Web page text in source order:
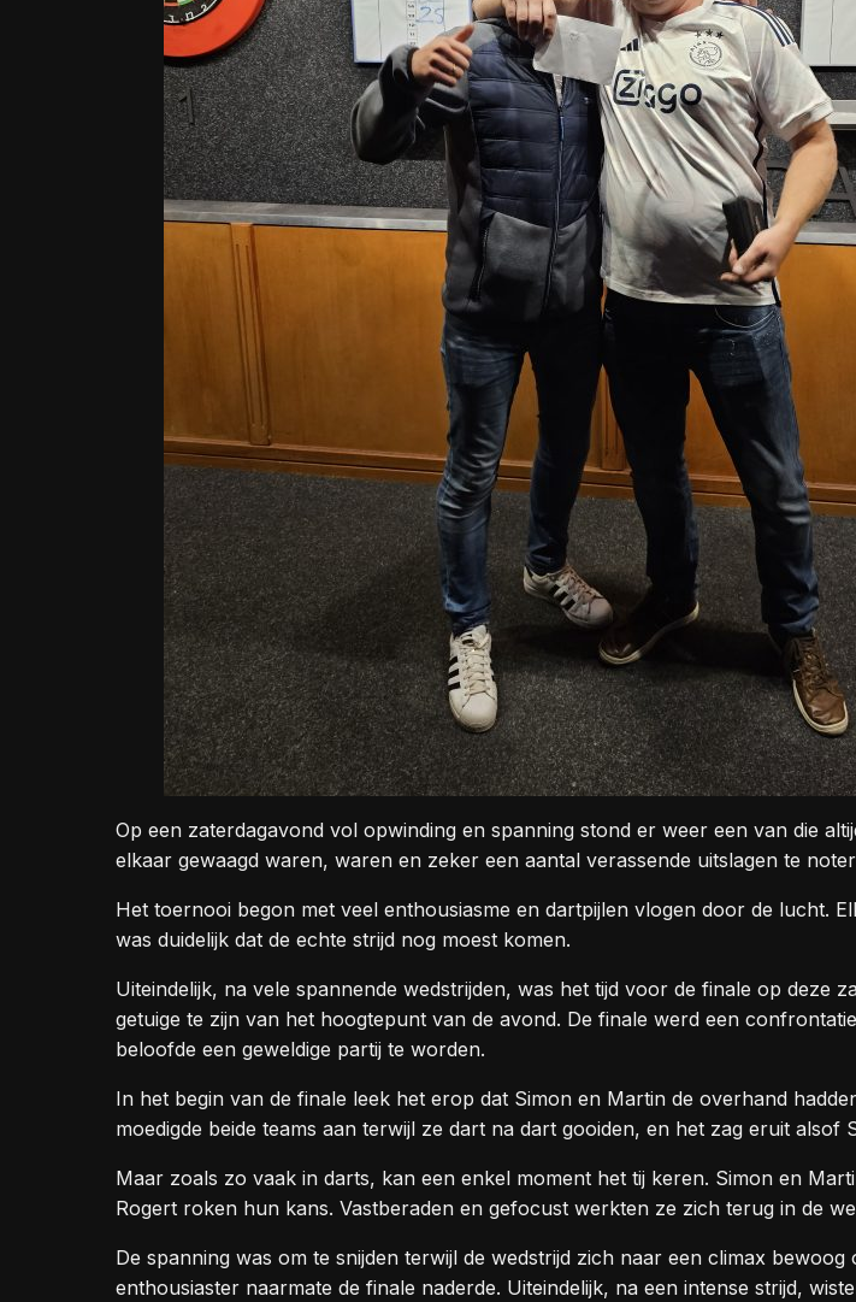
Op een zaterdagavond vol opwinding en spanning stond er weer een van die
elkaar gewaagd waren, waren en zeker een aantal verassende uitslagen te
Het toernooi begon met veel enthousiasme en dartpijlen vlogen door de lucht.
was duidelijk dat de echte strijd nog moest komen.
Uiteindelijk, na vele spannende wedstrijden, was het tijd voor de finale op deze
getuige te zijn van het hoogtepunt van de avond. De finale werd een
beloofde een geweldige partij te worden.
In het begin van de finale leek het erop dat Simon en Martin de overhand
moedigde beide teams aan terwijl ze dart na dart gooiden, en het zag eruit
Maar zoals zo vaak in darts, kan een enkel moment het tij keren. Simon en
Rogert roken hun kans. Vastberaden en gefocust werkten ze zich terug in de
De spanning was om te snijden terwijl de wedstrijd zich naar een climax
enthousiaster naarmate de finale naderde. Uiteindelijk, na een intense strijd,